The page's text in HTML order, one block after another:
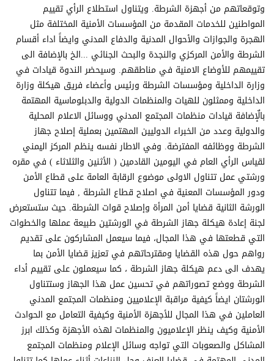
وتوقعاتهم من أجهزة الشرطة. ويتناول استطلاع الرأي تقييم
المواطنين للخدمات المقدمة من المؤسسات الأمنية المختلفة مثل
الهجرة والجوازات والأحوال المدنية والدفاع المدني وايضاً اداء أقسام
الشرطة والأمن المركزي والنجدة والبحث الجنائي ...الخ بالإضافة الى
تقييمهم للأوضاع الامنية في مناطقهم. وسيحضر الندوة قيادات في
وزارة الداخلية ومؤسسات الشرطة ورئيس وأعضاء فريق هيكلة وزارة
الداخلية وممثلون للهيات والمنظمات الدولية والدبلوماسية المهتمة
بالٌإضافة قيادات منظمات المجتمع المدني ووسائل الاعلام المحلية
والدولية وعدد من الخبراء الدوليين المهتمين بعملية إصلاح جهاز
الشرطة ووظائفه المفترضة. وفي الاطار نفسه ينظم المركز اليمني
لقياس الرأي العام في اليومين القادمين ( الأثنين والثلاثاء ) في مقره
ورشتي عمل تتناول الاولى موضوع الرقابة العامة على قطاع الأمن
ودور المؤسسات المعنية في اصلاح قطاع الشرطة , فيما تتناول
الورشة الثانية قضايا أمن المرأة وإصلاح قوات الشرطة. حيث ستستعرض
لجنة إعادة هيكلة جهاز الشرطة في الورشتين طبيعة عملها والخطوات
التي قطعتها في هذا المجال، فيما سيعمل المشاركون على تقديم
رواهم حول هذه القضايا ومقترحاتهم في تعزيز قضايا الأمن بما
يهدف الى دعم هيكلة جهاز الشرطة ، كما سيعملون على تقييم أداء
الشرطة ووضع تصوراتهم في تحسين عمل هذا الجهاز وستتناول
الورشتان ايضاً كيفية مراقبة الإعلاميين ومنظمات المجتمع المدني
العاملين في هذا المجال للأجهزة الأمنية وكيفية التعامل مع الحوادث
الأمنية وكيف ينظر الإعلاميون والمنظمات لهذه الأجهزة وكذلك ابرز
المشاكل والصعوبات التي تواجه وسائل الإعلام ومنظمات المجتمع